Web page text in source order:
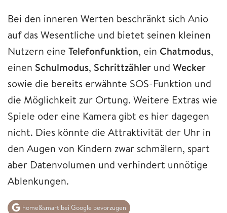
Bei den inneren Werten beschränkt sich Anio
auf das Wesentliche und bietet seinen kleinen
Nutzern eine Telefonfunktion, ein Chatmodus,
einen Schulmodus, Schrittzähler und Wecker
sowie die bereits erwähnte SOS-Funktion und
die Möglichkeit zur Ortung. Weitere Extras wie
Spiele oder eine Kamera gibt es hier dagegen
nicht. Dies könnte die Attraktivität der Uhr in
den Augen von Kindern zwar schmälern, spart
aber Datenvolumen und verhindert unnötige
Ablenkungen.
home&smart bei Google bevorzugen